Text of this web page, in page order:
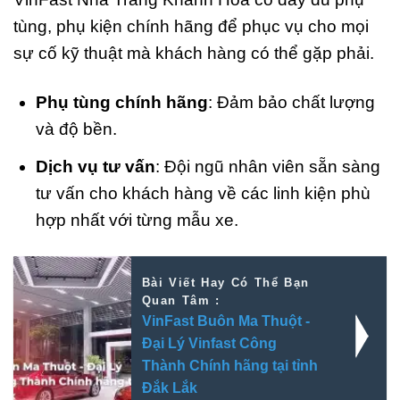
tùng, phụ kiện chính hãng để phục vụ cho mọi
sự cố kỹ thuật mà khách hàng có thể gặp phải.
Phụ tùng chính hãng: Đảm bảo chất lượng
và độ bền.
Dịch vụ tư vấn: Đội ngũ nhân viên sẵn sàng
tư vấn cho khách hàng về các linh kiện phù
hợp nhất với từng mẫu xe.
Bài Viết Hay Có Thể Bạn
Quan Tâm :
VinFast Buôn Ma Thuột -
Đại Lý Vinfast Công
Thành Chính hãng tại tỉnh
Đắk Lắk